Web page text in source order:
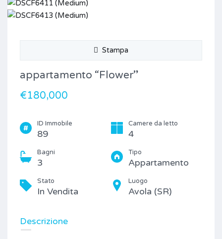
Stampa
appartamento “Flower”
€180,000
ID Immobile
89
Camere da letto
4
Bagni
3
Tipo
Appartamento
Stato
In Vendita
Luogo
Avola (SR)
Descrizione